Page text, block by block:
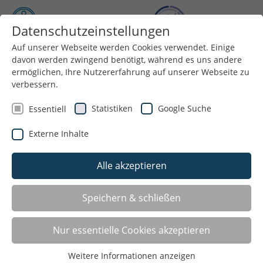
Menü
Geschlechtergerechtigkeit im Sport
In dem kostenfreien digitalen Fortbildungsangebot
Rolle(n) vorwärtserfährst du Wissenswertes rund um
das Thema „Geschlechtergerechtigkeit im Sport“. Du
hast die Möglichkeit, deine eigenen Standpunkte zu
reflektieren und dich persönlich weiterzuentwickeln. In
dem zweiteiligen Online-Selbstlernkurs kannst du
Datenschutzeinstellungen
Auf unserer Webseite werden Cookies verwendet. Einige
davon werden zwingend benötigt, während es uns andere
ermöglichen, Ihre Nutzererfahrung auf unserer Webseite zu
verbessern.
Essentiell Statistiken Google Suche
Externe Inhalte
Alle akzeptieren
Speichern & schließen
Nur essentielle Cookies akzeptieren
Weitere Informationen anzeigen